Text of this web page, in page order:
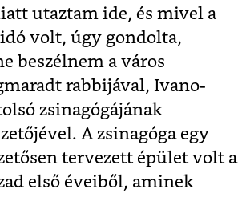
utaztam ide, és mivel a
volt, úgy gondolta,
beszélnem a város
rabbijával, Ivano-
zsinagógájának
A zsinagóga egy
tervezett épület volt a
első éveiből, aminek